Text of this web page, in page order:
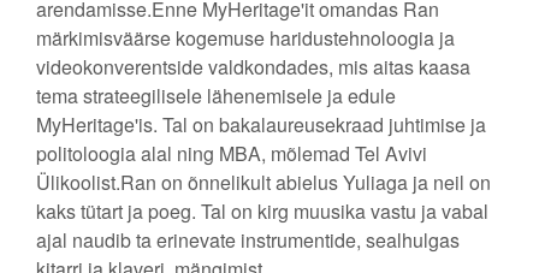
arendamisse.Enne MyHeritage'it omandas Ran
märkimisväärse kogemuse haridustehnoloogia ja
videokonverentside valdkondades, mis aitas kaasa
tema strateegilisele lähenemisele ja edule
MyHeritage'is. Tal on bakalaureusekraad juhtimise ja
politoloogia alal ning MBA, mõlemad Tel Avivi
Ülikoolist.Ran on õnnelikult abielus Yuliaga ja neil on
kaks tütart ja poeg. Tal on kirg muusika vastu ja vabal
ajal naudib ta erinevate instrumentide, sealhulgas